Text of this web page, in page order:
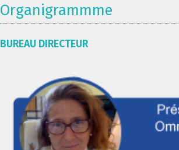
Organigrammme
BUREAU DIRECTEUR